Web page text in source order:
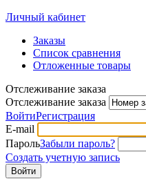
Личный кабинет
Заказы
Список сравнения
Отложенные товары
Отслеживание заказа
Отслеживание заказа
ВойтиРегистрация
E-mail
ПарольЗабыли пароль?
Создать учетную запись
Войти